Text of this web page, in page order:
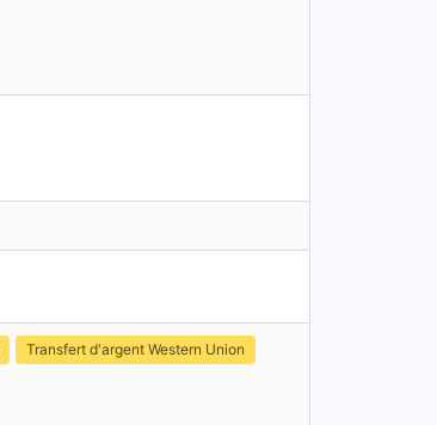
Transfert d'argent Western Union